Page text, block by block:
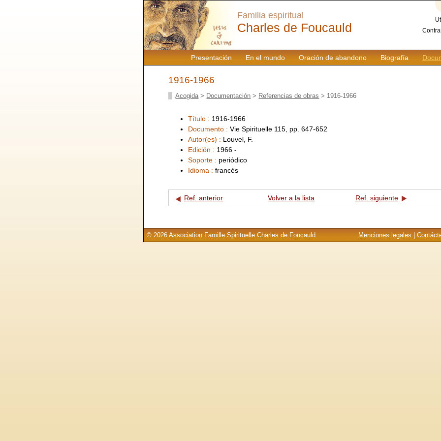
Presentación En el mundo Oración de abandono Biografía
Familia espiritual
Charles de Foucauld
1916-1966
Acogida > Documentación > Referencias de obras > 1916-1966
Título : 1916-1966
Documento : Vie Spirituelle 115, pp. 647-652
Autor(es) : Louvel, F.
Edición : 1966 -
Soporte : periódico
Idioma : francés
Ref. anterior Volver a la lista Ref. siguiente
Menciones legales
© 2026 Association Famille Spirituelle Charles de Foucauld